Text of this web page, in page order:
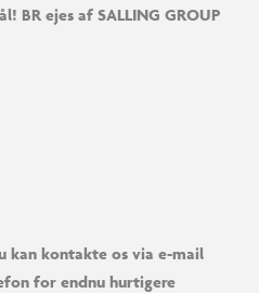
BR ejes af SALLING GROUP
kontakte os via e-mail
for endnu hurtigere